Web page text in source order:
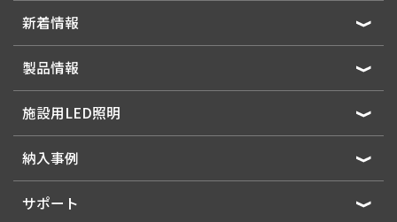
新着情報
製品情報
施設用LED照明
納入事例
サポート